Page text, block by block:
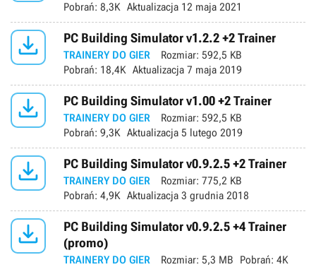
Pobrań: 8,3K Aktualizacja 12 maja 2021
 PC Building Simulator v1.2.2 +2 Trainer
TRAINERY DO GIER Rozmiar: 592,5 KB
Pobrań: 18,4K Aktualizacja 7 maja 2019
 PC Building Simulator v1.00 +2 Trainer
TRAINERY DO GIER Rozmiar: 592,5 KB
Pobrań: 9,3K Aktualizacja 5 lutego 2019
 PC Building Simulator v0.9.2.5 +2 Trainer
TRAINERY DO GIER Rozmiar: 775,2 KB
Pobrań: 4,9K Aktualizacja 3 grudnia 2018

PC Building Simulator v0.9.2.5 +4 Trainer
(promo)
TRAINERY DO GIER Rozmiar: 5,3 MB Pobrań: 4K